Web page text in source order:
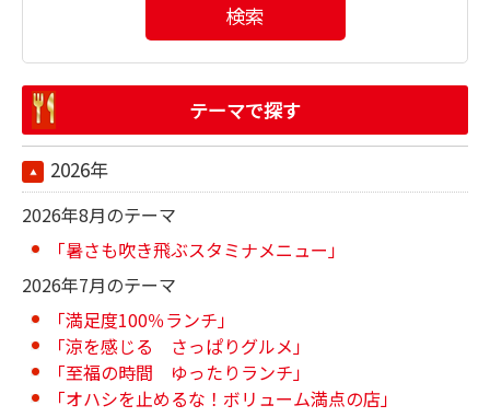
検索
テーマで探す
2026年
2026年8月のテーマ
「暑さも吹き飛ぶスタミナメニュー」
2026年7月のテーマ
「満足度100％ランチ」
「涼を感じる さっぱりグルメ」
「至福の時間 ゆったりランチ」
「オハシを止めるな！ボリューム満点の店」